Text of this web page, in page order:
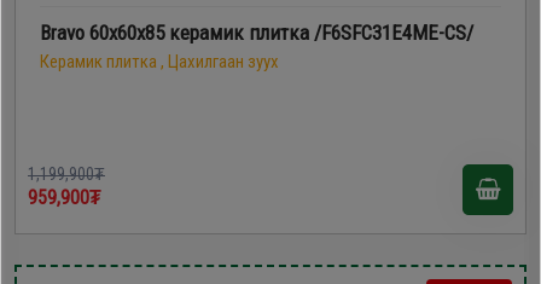
Bravo 60х60х85 керамик плитка /F6SFC31E4ME-CS/
Керамик плитка , Цахилгаан зуух
1,199,900₮
959,900₮